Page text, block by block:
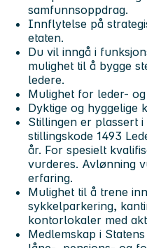
samfunnsoppdrag.
Innflytelse på
etaten.
Du vil inngå i
mulighet til å bygge
ledere.
Mulighet for leder-
Dyktige og hyggelige
Stillingen er plassert
stillingskode 1493
år. For spesielt
vurderes. Avlønning
erfaring.
Mulighet til å trene
sykkelparkering,
kontorlokaler med
Medlemskap i